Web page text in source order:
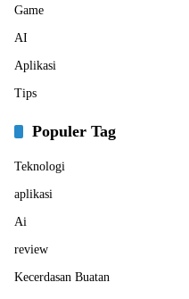
Game
AI
Aplikasi
Tips
Populer Tag
Teknologi
aplikasi
Ai
review
Kecerdasan Buatan